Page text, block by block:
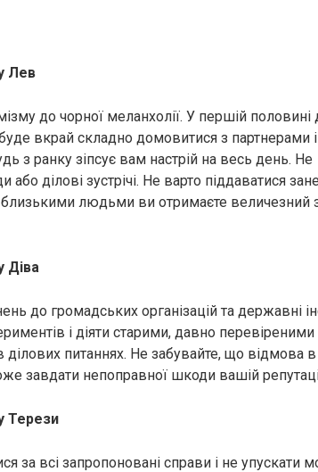
Лев
до чорної меланхолії. У першій половині
вкрай складно домовитися з партнерами
з ранку зіпсує вам настрій на весь день. Не
ділові зустрічі. Не варто піддаватися
близькими людьми ви отримаєте величезний
Діва
до громадських організацій та державні
і діяти старими, давно
ділових питаннях. Не забувайте, що відмова в
завдати непоправної шкоди вашій
Терези
за всі запропоновані справи і не упускати